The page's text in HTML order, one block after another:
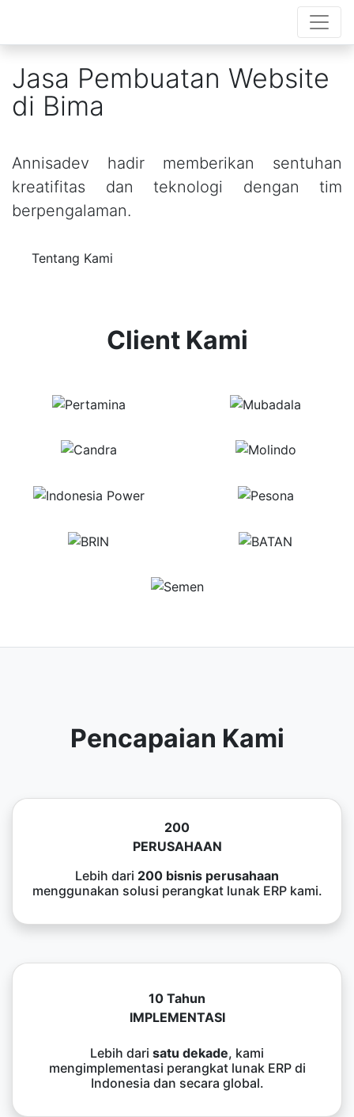
Jasa Pembuatan Website
di Bima
Annisadev hadir memberikan sentuhan
kreatifitas dan teknologi dengan tim
berpengalaman.
Tentang Kami
Client Kami
Pencapaian Kami
200
PERUSAHAAN
Lebih dari 200 bisnis perusahaan
menggunakan solusi perangkat lunak ERP kami.
10 Tahun
IMPLEMENTASI
Lebih dari satu dekade, kami
mengimplementasi perangkat lunak ERP di
Indonesia dan secara global.